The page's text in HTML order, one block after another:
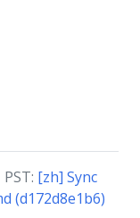
[zh] Sync
(d172d8e1b6)